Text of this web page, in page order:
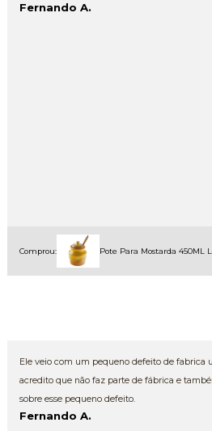
Fernando A.
Comprou: Pote Para Mostarda 450ML
Ele veio com um pequeno defeito de fabrica
acredito que não faz parte de fábrica e
sobre esse pequeno defeito.
Fernando A.